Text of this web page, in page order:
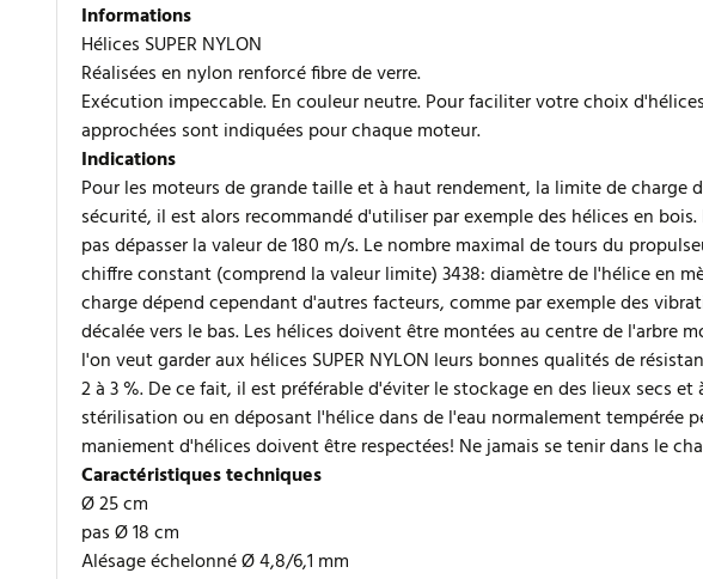
Informations
Hélices SUPER NYLON
Réalisées en nylon renforcé fibre de verre.
Exécution impeccable. En couleur neutre. Pour faciliter votre choix
approchées sont indiquées pour chaque moteur.
Indications
Pour les moteurs de grande taille et à haut rendement, la limite de charge
sécurité, il est alors recommandé d'utiliser par exemple des hélices en
pas dépasser la valeur de 180 m/s. Le nombre maximal de tours du
chiffre constant (comprend la valeur limite) 3438: diamètre de l'hélice en
charge dépend cependant d'autres facteurs, comme par exemple des
décalée vers le bas. Les hélices doivent être montées au centre de l'arbre
l'on veut garder aux hélices SUPER NYLON leurs bonnes qualités de
2 à 3 %. De ce fait, il est préférable d'éviter le stockage en des lieux secs
stérilisation ou en déposant l'hélice dans de l'eau normalement tempérée
maniement d'hélices doivent être respectées! Ne jamais se tenir dans le
Caractéristiques techniques
Ø 25 cm
pas Ø 18 cm
Alésage échelonné Ø 4,8/6,1 mm